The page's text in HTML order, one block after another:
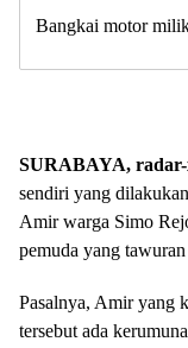
Bangkai motor
SURABAYA,
sendiri yang
Amir warga Simo
pemuda yang
Pasalnya, Amir yang
tersebut ada